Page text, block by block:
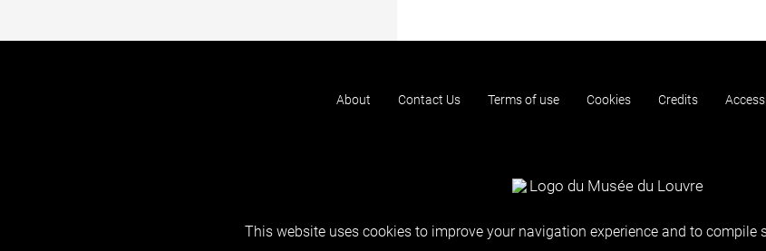
About Contact Us Terms of use Cookies Credits
This website uses cookies to improve your navigation experience and to compile